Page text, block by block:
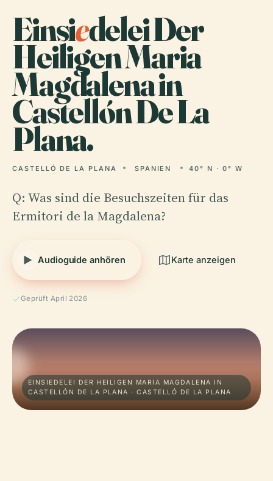
Einsiedelei Der
Heiligen Maria
Magdalena in
Castellón De La
Plana.
CASTELLÓ DE LA PLANA SPANIEN 40° N · 0° W
Q: Was sind die Besuchszeiten für das
Ermitori de la Magdalena?
Audioguide anhören Karte anzeigen
Geprüft April 2026
EINSIEDELEI DER HEILIGEN MARIA MAGDALENA IN
CASTELLÓN DE LA PLANA · CASTELLÓ DE LA PLANA